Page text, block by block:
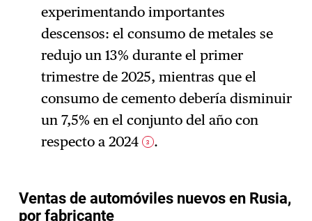
experimentando importantes
descensos: el consumo de metales se
redujo un 13% durante el primer
trimestre de 2025, mientras que el
consumo de cemento debería disminuir
un 7,5% en el conjunto del año con
respecto a 2024
3 .